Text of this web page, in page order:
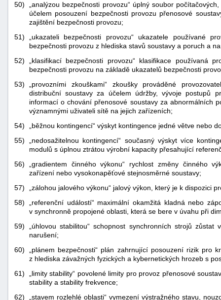
50)
„analýzou bezpečnosti provozu“ úplný soubor
účelem posouzení bezpečnosti provozu přenosové
zajištění bezpečnosti provozu;
51)
„ukazateli bezpečnosti provozu“ ukazatele používané
bezpečnosti provozu z hlediska stavů soustavy a poruch a
52)
„klasifikací bezpečnosti provozu“ klasifikace používaná
bezpečnosti provozu na základě ukazatelů bezpečnosti
53)
„provozními zkouškami“ zkoušky prováděné
distribuční soustavy za účelem údržby, vývoje postupů
informací o chování přenosové soustavy za abnormálních
významnými uživateli sítě na jejich zařízeních;
54)
„běžnou kontingencí“ výskyt kontingence jedné větve nebo
55)
„nedosažitelnou kontingencí“ současný výskyt více
modulů s úplnou ztrátou výrobní kapacity přesahující
56)
„gradientem činného výkonu“ rychlost změny činného
zařízení nebo vysokonapěťové stejnosměrné soustavy;
57)
„zálohou jalového výkonu“ jalový výkon, který je k dispozici
58)
„referenční událostí“ maximální okamžitá kladná nebo
v synchronně propojené oblasti, která se bere v úvahu při
59)
„úhlovou stabilitou“ schopnost synchronních strojů
narušení;
60)
„plánem bezpečnosti“ plán zahrnující posouzení rizik pro
z hlediska závažných fyzických a kybernetických hrozeb s
61)
„limity stability“ povolené limity pro provoz přenosové
stability a stability frekvence;
62)
„stavem rozlehlé oblasti“ vymezení výstražného stavu,